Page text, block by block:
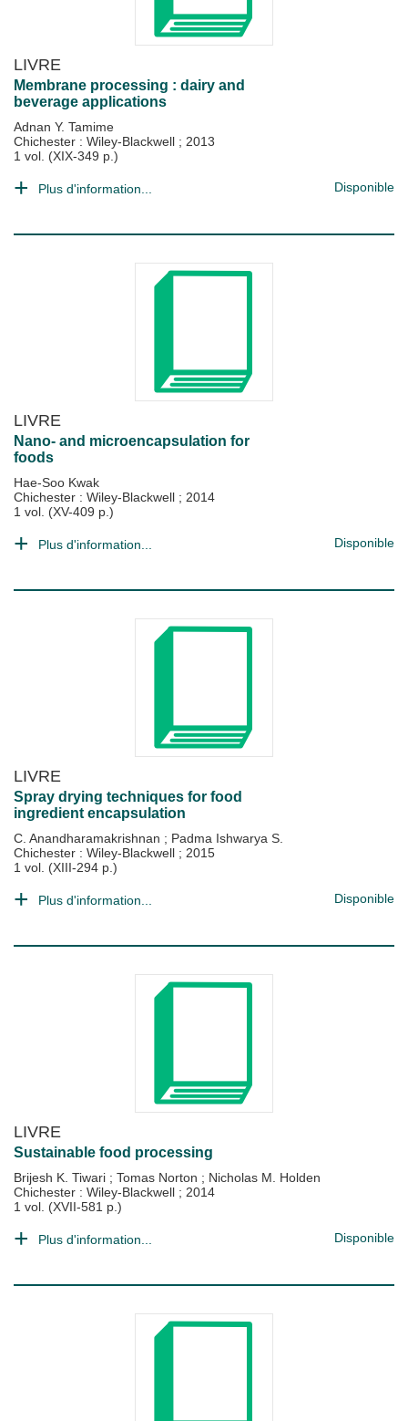
LIVRE
Membrane processing : dairy and
beverage applications
Adnan Y. Tamime
Chichester : Wiley-Blackwell ; 2013
1 vol. (XIX-349 p.)
Plus d'information... Disponible
LIVRE
Nano- and microencapsulation for
foods
Hae-Soo Kwak
Chichester : Wiley-Blackwell ; 2014
1 vol. (XV-409 p.)
Plus d'information... Disponible
LIVRE
Spray drying techniques for food
ingredient encapsulation
C. Anandharamakrishnan ; Padma Ishwarya S.
Chichester : Wiley-Blackwell ; 2015
1 vol. (XIII-294 p.)
Plus d'information... Disponible
LIVRE
Sustainable food processing
Brijesh K. Tiwari ; Tomas Norton ; Nicholas M. Holden
Chichester : Wiley-Blackwell ; 2014
1 vol. (XVII-581 p.)
Plus d'information... Disponible